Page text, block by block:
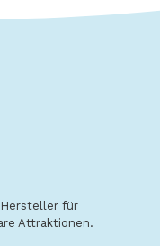
für
Attraktionen.